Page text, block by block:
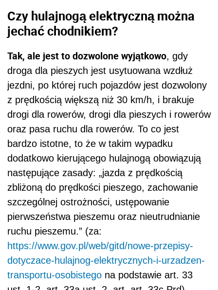
Czy hulajnogą elektryczną można
jechać chodnikiem?
Tak, ale jest to dozwolone wyjątkowo, gdy
droga dla pieszych jest usytuowana wzdłuż
jezdni, po której ruch pojazdów jest dozwolony
z prędkością większą niż 30 km/h, i brakuje
drogi dla rowerów, drogi dla pieszych i rowerów
oraz pasa ruchu dla rowerów. To co jest
bardzo istotne, to że w takim wypadku
dodatkowo kierującego hulajnogą obowiązują
następujące zasady: „jazda z prędkością
zbliżoną do prędkości pieszego, zachowanie
szczególnej ostrożności, ustępowanie
pierwszeństwa pieszemu oraz nieutrudnianie
ruchu pieszemu.” (za:
https://www.gov.pl/web/gitd/nowe-przepisy-
dotyczace-hulajnog-elektrycznych-i-urzadzen-
transportu-osobistego na podstawie art. 33